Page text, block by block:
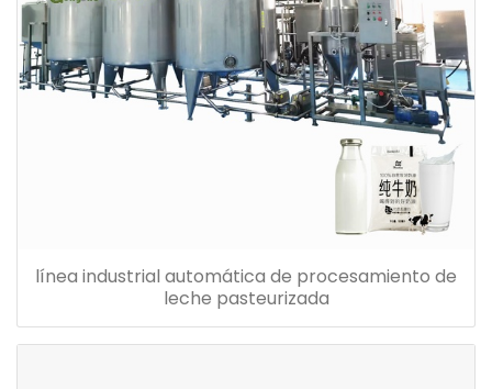
línea industrial automática de procesamiento de
leche pasteurizada